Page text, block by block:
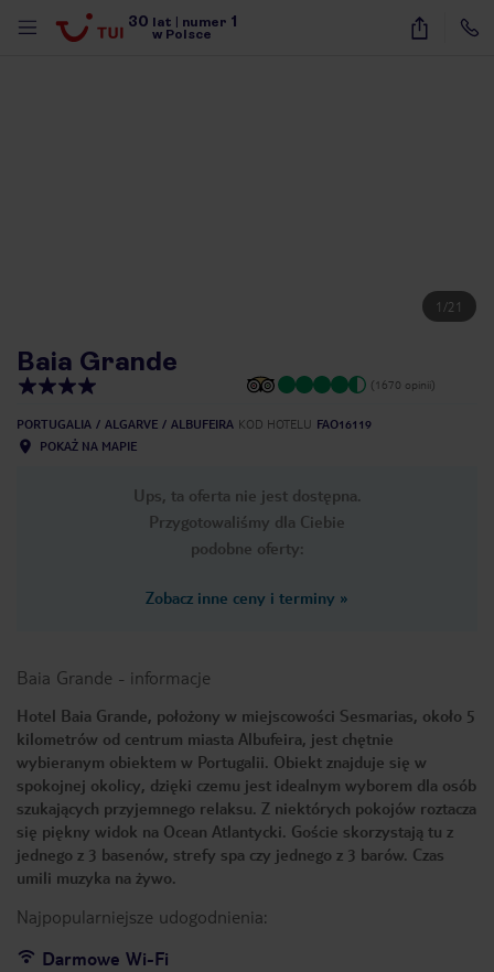
30 lat numer 1
w Polsce
1 /21
Baia Grande
(1670 opinii)
PORTUGALIA ALGARVE ALBUFEIRA KOD HOTELU FAO16119
POKAŻ NA MAPIE
Ups, ta oferta nie jest dostępna.
Przygotowaliśmy dla Ciebie
podobne oferty:
Zobacz inne ceny i terminy »
Baia Grande - informacje
Hotel Baia Grande, położony w miejscowości Sesmarias, około 5
kilometrów od centrum miasta Albufeira, jest chętnie
wybieranym obiektem w Portugalii. Obiekt znajduje się w
spokojnej okolicy, dzięki czemu jest idealnym wyborem dla osób
szukających przyjemnego relaksu. Z niektórych pokojów roztacza
się piękny widok na Ocean Atlantycki. Goście skorzystają tu z
jednego z 3 basenów, strefy spa czy jednego z 3 barów. Czas
umili muzyka na żywo.
Najpopularniejsze udogodnienia:
Darmowe Wi-Fi